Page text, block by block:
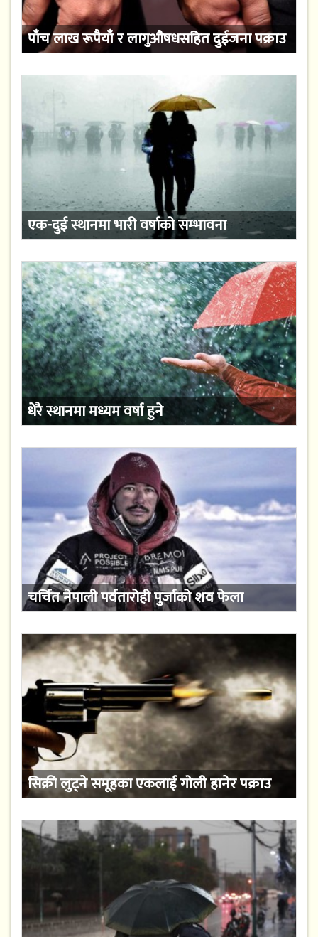
पाँच लाख रूपैयाँ र लागुऔषधसहित दुईजना पक्राउ
एक-दुई स्थानमा भारी वर्षाको सम्भावना
धेरै स्थानमा मध्यम वर्षा हुने
चर्चित नेपाली पर्वतारोही पुर्जाको शव फेला
सिक्री लुट्ने समूहका एकलाई गोली हानेर पक्राउ